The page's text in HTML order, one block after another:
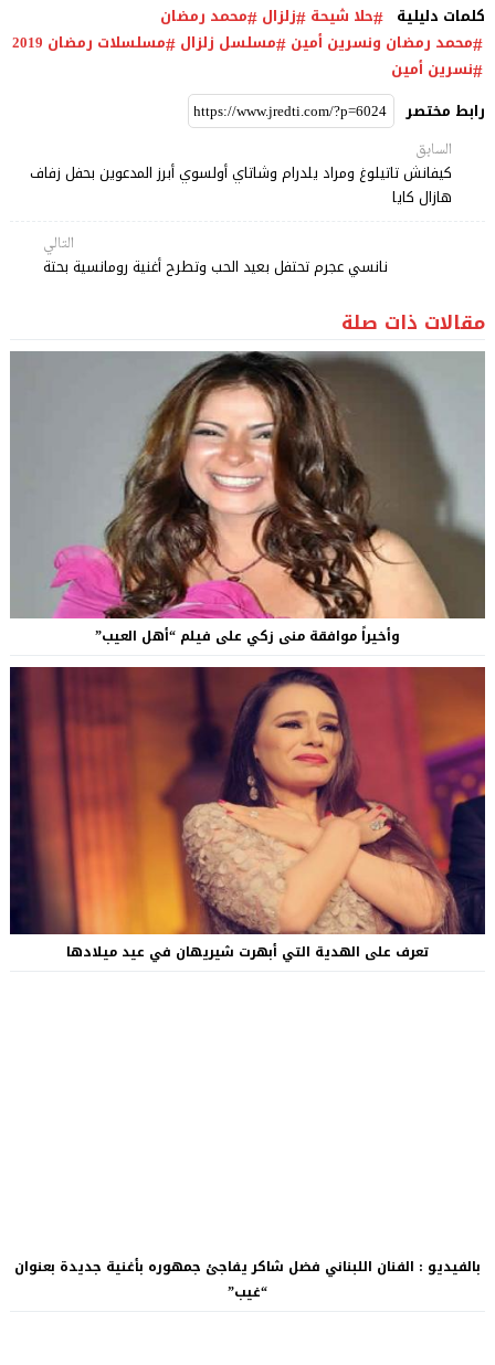
كلمات دليلية حلا شيحة زلزال محمد رمضان
محمد رمضان ونسرين أمين مسلسل زلزال مسلسلات رمضان 2019
نسرين أمين
رابط مختصر
السابق
كيفانش تاتيلوغ ومراد يلدرام وشاتاي أولسوي أبرز المدعوين بحفل زفاف
هازال كايا
التالي
نانسي عجرم تحتفل بعيد الحب وتطرح أغنية رومانسية بحتة
مقالات ذات صلة
وأخيراً موافقة منى زكي على فيلم “أهل العيب”
تعرف على الهدية التي أبهرت شيريهان في عيد ميلادها
بالفيديو : الفنان اللبناني فضل شاكر يفاجئ جمهوره بأغنية جديدة بعنوان
“غيب”